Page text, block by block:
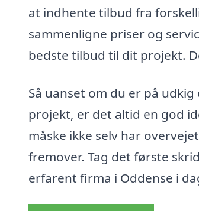
at indhente tilbud fra
sammenligne priser og
bedste tilbud til dit projekt.
Så uanset om du er på
projekt, er det altid en god
måske ikke selv har
fremover. Tag det første
erfarent firma i Oddense i